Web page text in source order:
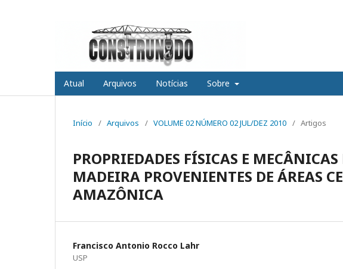
Atual Arquivos Notícias Sobre
Início / Arquivos / VOLUME 02 NÚMERO 02 JUL/DEZ 2010 / Artigos
PROPRIEDADES FÍSICAS E MECÂNICAS
MADEIRA PROVENIENTES DE ÁREAS
AMAZÔNICA
Francisco Antonio Rocco Lahr
USP